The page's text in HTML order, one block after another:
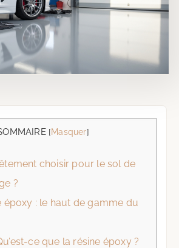
[Masquer]
choisir pour le sol de
?
époxy : le haut de gamme du
ce que la résine époxy ?